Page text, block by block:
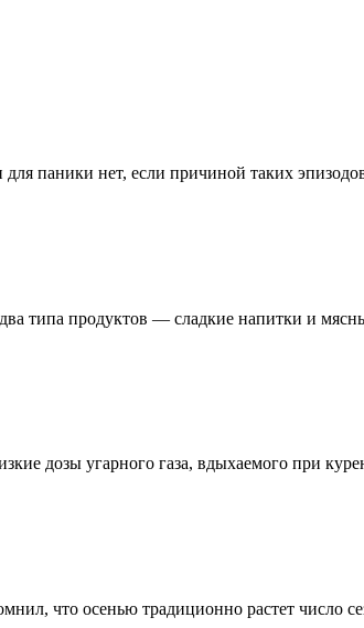
нет, если причиной таких эпизодов
типа продуктов — сладкие напитки и
дозы угарного газа, вдыхаемого при
что осенью традиционно растет число